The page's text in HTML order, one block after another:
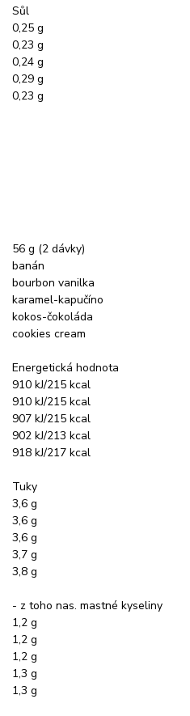
Sůl
0,25 g
0,23 g
0,24 g
0,29 g
0,23 g
56 g (2 dávky)
banán
bourbon vanilka
karamel-kapučíno
kokos-čokoláda
cookies cream
Energetická hodnota
910 kJ/215 kcal
910 kJ/215 kcal
907 kJ/215 kcal
902 kJ/213 kcal
918 kJ/217 kcal
Tuky
3,6 g
3,6 g
3,6 g
3,7 g
3,8 g
- z toho nas. mastné kyseliny
1,2 g
1,2 g
1,2 g
1,3 g
1,3 g